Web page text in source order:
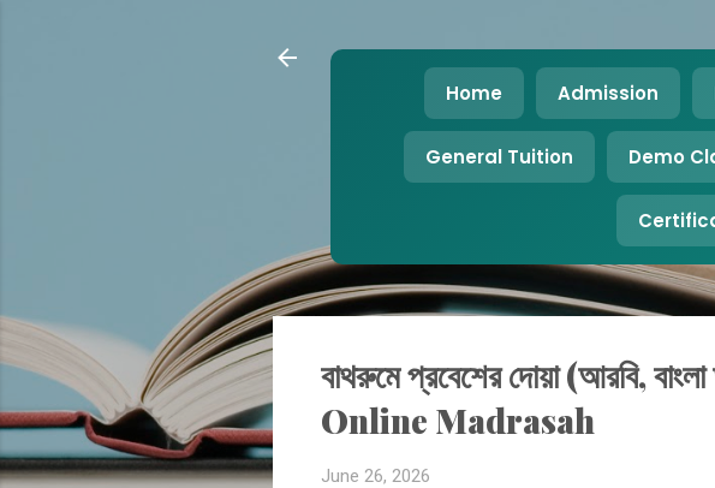
Home Admission
General Tuition Demo
বাথরুমে প্রবেশের দোয়া (আরবি,
Online Madrasah
June 26, 2026